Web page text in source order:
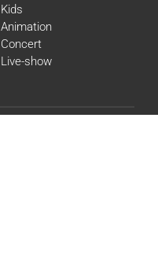
Kids
Animation
Concert
Live-show